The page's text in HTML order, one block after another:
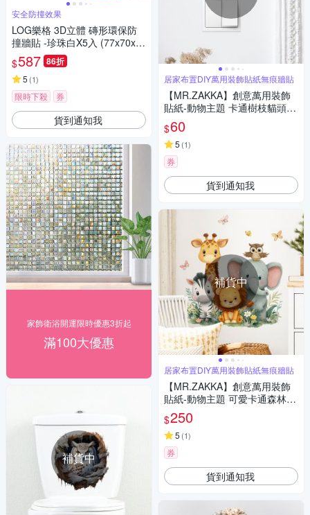
安全防撞效果
LOG樂格 3D立體 磚形環保防
撞牆貼 -珍珠白X5入 (77x70x厚
0.7cm)
$587 86折
5 (1)
限時下殺 券
貨到通知我
家飾衛浴開運限時優惠3折起
滿100大優惠
補貨中
居家布置DIY萬用裝飾貼紙無痕牆貼
【MR.ZAKKA】創意萬用裝飾
貼紙-動物主題 卡通樹枝貓頭鷹
居家布置 DIY可移式壁貼 無痕
壁貼 牆貼
$60
5 (1)
券
貨到通知我
補貨中
居家布置DIY萬用裝飾貼紙無痕牆貼
【MR.ZAKKA】創意萬用裝飾
貼紙-動物主題 可愛卡通森林動
物 居家布置 DIY可移式壁貼 無
痕壁貼 牆貼
$250
5 (1)
券
貨到通知我